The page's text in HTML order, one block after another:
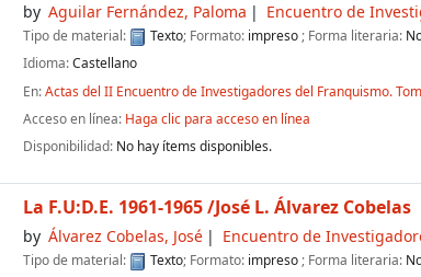
by Aguilar Fernández, Paloma Encuentro de
Tipo de material: Texto; Formato: impreso; Forma literaria:
Idioma:Castellano
En:Actas del II Encuentro de Investigadores del Franquismo.
Acceso en línea: Haga clic para acceso en línea
Disponibilidad: No hay ítems disponibles.
La F.U:D.E. 1961-1965/José L. Álvarez Cobelas
by Álvarez Cobelas, José Encuentro de
Tipo de material: Texto; Formato: impreso; Forma literaria: